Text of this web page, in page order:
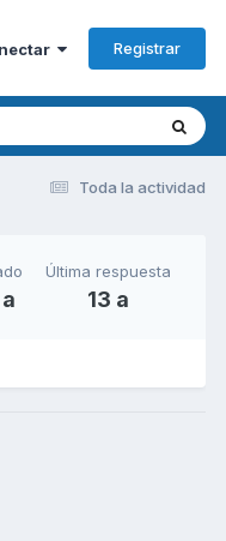
Registrar
Toda la actividad
Última respuesta
13 a